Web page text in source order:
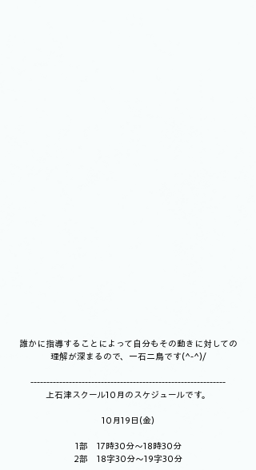
誰かに指導することによって自分もその動きに対しての
理解が深まるので、一石二鳥です(^-^)/
-------------------------------------------------------------
上石津スクール10月のスケジュールです。
10月19日(金)
1部　17時30分～18時30分
2部　18字30分～19字30分